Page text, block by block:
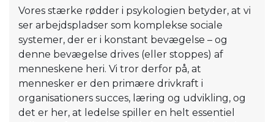
Vores stærke rødder i psykologien betyder, at vi
ser arbejdspladser som komplekse sociale
systemer, der er i konstant bevægelse – og
denne bevægelse drives (eller stoppes) af
menneskene heri. Vi tror derfor på, at
mennesker er den primære drivkraft i
organisationers succes, læring og udvikling, og
det er her, at ledelse spiller en helt essentiel